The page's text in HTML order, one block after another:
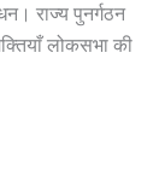
राज्य पुनर्गठन
लोकसभा की